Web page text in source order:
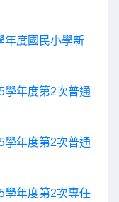
年度國民小學新
學年度第2次普通
學年度第2次普通
學年度第2次專任